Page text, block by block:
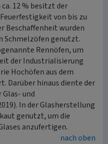
12 % besitzt der
von bis zu
Beschaffenheit wurden
Schmelzöfen genutzt.
Rennöfen, um
der Industrialisierung
Hochöfen aus dem
Darüber hinaus diente der
und
In der Glasherstellung
genutzt, um die
anzufertigen.
nach oben